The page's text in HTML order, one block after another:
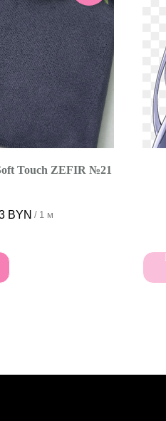
Touch ZEFIR №21
BYN / 1 м